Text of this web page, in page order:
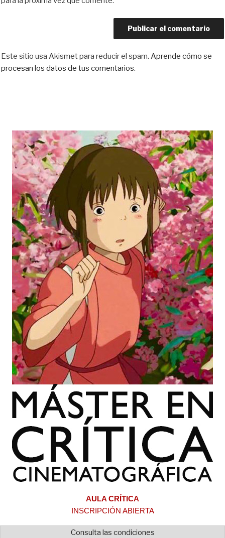
Este sitio usa Akismet para reducir el spam. Aprende cómo se
procesan los datos de tus comentarios.
AULA CRÍTICA
INSCRIPCIÓN ABIERTA
Consulta las condiciones